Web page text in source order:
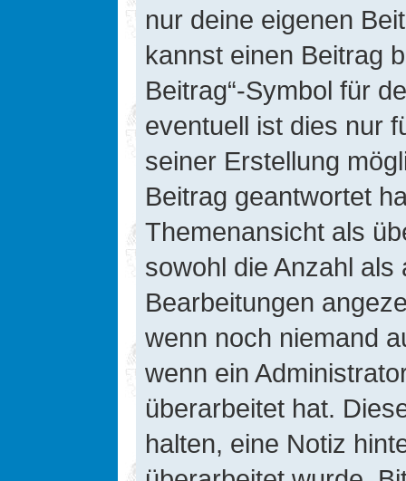
nur deine eigenen
kannst einen Beitrag
Beitrag“-Symbol für
eventuell ist dies nur
seiner Erstellung
Beitrag geantwortet
Themenansicht als
sowohl die Anzahl
Bearbeitungen
wenn noch niemand
wenn ein
überarbeitet hat.
halten, eine Notiz